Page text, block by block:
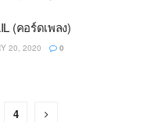
(คอร์ดเพลง)
20, 2020 0
4